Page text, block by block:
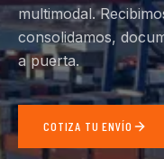
multimodal.
consolidamos,
a puerta.
COTIZA TU ENVÍO